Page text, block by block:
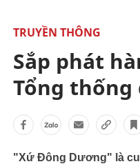
TRUYỀN THÔNG
Sắp phát
Tổng thống
"Xứ Đông Dương" là